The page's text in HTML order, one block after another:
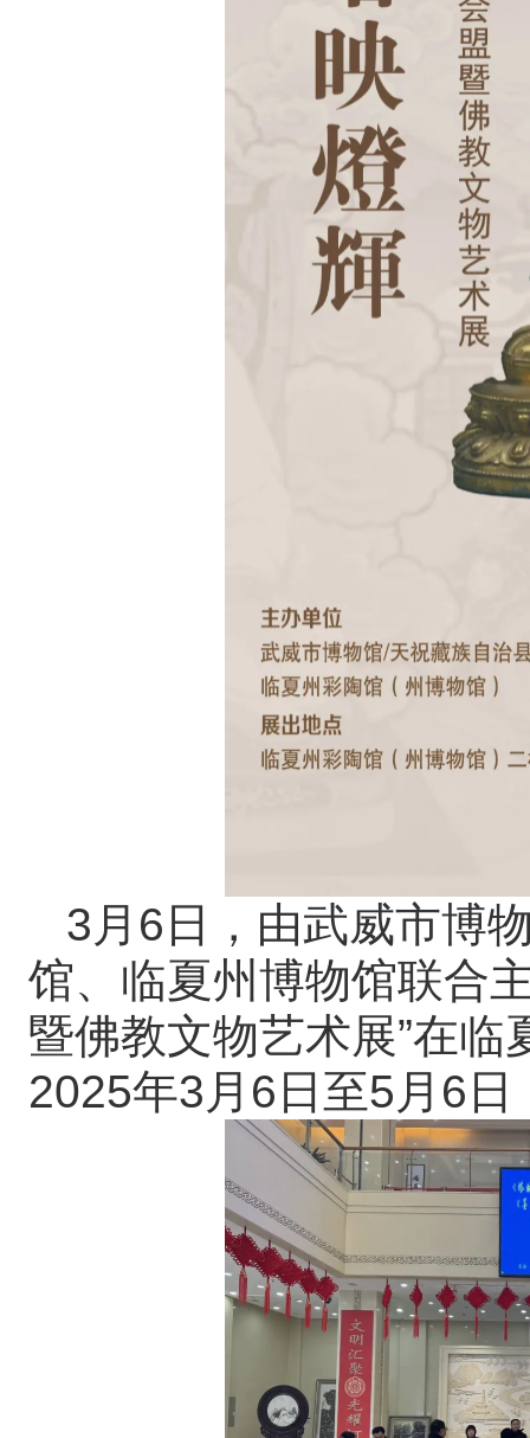
3月6日，由武威市博
馆、临夏州博物馆联合
暨佛教文物艺术展”在
2025年3月6日至5月6